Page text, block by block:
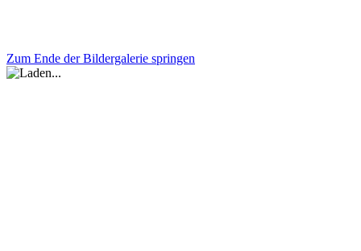
Zum Ende der Bildergalerie springen